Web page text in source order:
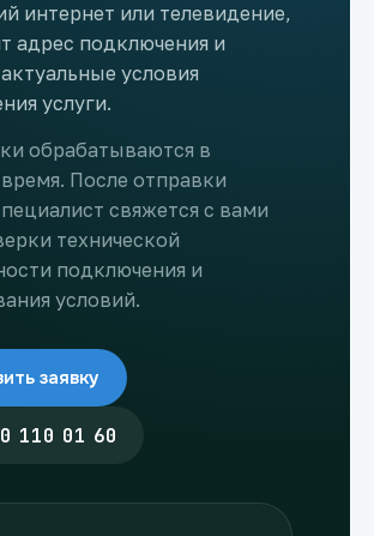
интернет или телевидение,
адрес подключения и
условия
услуги.
обрабатываются в
После отправки
свяжется с вами
технической
подключения и
условий.
заявку
110 01 60